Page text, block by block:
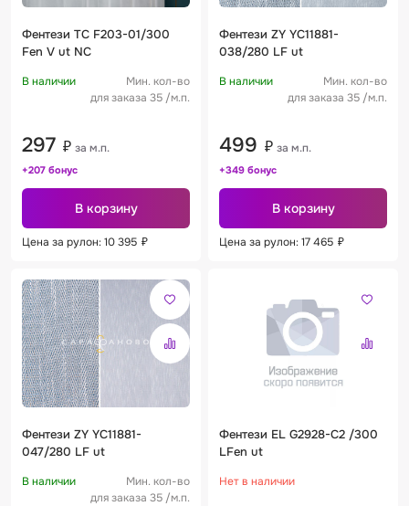
Фентези TC F203-01/300
Fen V ut NC
В наличии
Мин. кол-во
для заказа 35 /м.п.
297 ₽ за м.п.
+207 бонус
В корзину
Цена за рулон: 10 395 ₽
Фентези ZY YC11881-
038/280 LF ut
В наличии
Мин. кол-во
для заказа 35 /м.п.
499 ₽ за м.п.
+349 бонус
В корзину
Цена за рулон: 17 465 ₽
Фентези ZY YC11881-
047/280 LF ut
В наличии
Мин. кол-во
для заказа 35 /м.п.
Фентези EL G2928-C2 /300
LFen ut
Нет в наличии